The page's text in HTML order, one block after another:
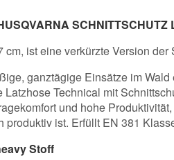
cm, ist eine verkürzte Version der
ganztägige Einsätze im
Latzhose Technical mit
und hohe
produktiv ist. Erfüllt EN 381
Stoff